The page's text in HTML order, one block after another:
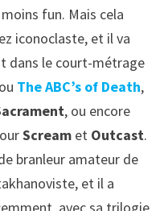
fun. Mais cela
iconoclaste, et il va
dans le court-métrage
ou The ABC’s of Death,
, ou encore
Screamet Outcast.
branleur amateur de
et il a
avec sa trilogie